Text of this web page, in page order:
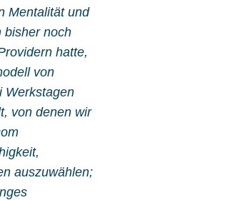
Mentalität und
bisher noch
hatte,
von
Werkstagen
von denen wir
auszuwählen;